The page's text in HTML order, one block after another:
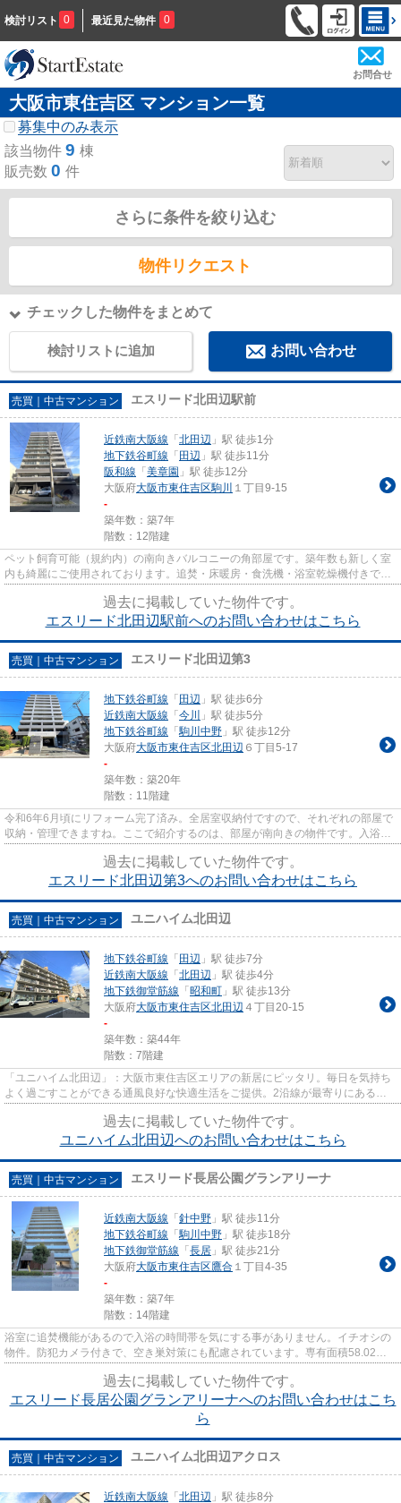
検討リスト 0 最近見た物件 0
お問合せ
大阪市東住吉区 マンション一覧
募集中のみ表示
該当物件 9 棟
販売数 0 件
さらに条件を絞り込む
物件リクエスト
チェックした物件をまとめて
検討リストに追加 お問い合わせ
売買｜中古マンション エスリード北田辺駅前
近鉄南大阪線 「 北田辺 」駅 徒歩1分
地下鉄谷町線 「 田辺 」駅 徒歩11分
阪和線 「 美章園 」駅 徒歩12分
大阪府大阪市東住吉区駒川 １丁目9-15
-
築年数：築7年
階数：12階建
ペット飼育可能（規約内）の南向きバルコニーの角部屋です。築年数も新しく室
内も綺麗にご使用されております。追焚・床暖房・食洗機・浴室乾燥機付きで設
過去に掲載していた物件です。
エスリード北田辺駅前へのお問い合わせはこちら
売買｜中古マンション エスリード北田辺第3
地下鉄谷町線 「 田辺 」駅 徒歩6分
近鉄南大阪線 「 今川
」駅 徒歩5分
地下鉄谷町線 「駒川中野 」駅 徒歩12分
大阪府大阪市東住吉区北田辺 ６丁目5-17
-
築年数：築20年
階数：11階建
令和6年6月頃にリフォーム完了済み。全居室収納付ですので、それぞれの部屋で
収納・管理できますね。ここで紹介するのは、部屋が南向きの物件です。入浴中
過去に掲載していた物件です。
エスリード北田辺第3へのお問い合わせはこちら
売買｜中古マンション ユニハイム北田辺
地下鉄谷町線 「 田辺 」駅 徒歩7分
近鉄南大阪線 「 北田辺 」駅 徒歩4分
地下鉄御堂筋線 「 昭和町 」駅 徒歩13分
大阪府大阪市東住吉区北田辺 ４丁目20-15
-
築年数：築44年
階数：7階建
「ユニハイム北田辺」：大阪市東住吉区エリアの新居にピッタリ。毎日を気持ち
よく過ごすことができる通風良好な快適生活をご提供。2沿線が最寄りにあるの
過去に掲載していた物件です。
ユニハイム北田辺へのお問い合わせはこちら
売買｜中古マンション エスリード長居公園グランアリーナ
近鉄南大阪線 「 針中野 」駅 徒歩11分
地下鉄谷町線 「駒川中野 」駅 徒歩18分
地下鉄御堂筋線 「 長居 」駅 徒歩21分
大阪府大阪市東住吉区鷹合 １丁目4-35
-
築年数：築7年
階数：14階建
浴室に追焚機能があるので入浴の時間帯を気にする事がありません。イチオシの
物件。防犯カメラ付きで、空き巣対策にも配慮されています。専有面積58.02平
過去に掲載していた物件です。
エスリード長居公園グランアリーナへのお問い合わせはこち
ら
売買｜中古マンション ユニハイム北田辺アクロス
近鉄南大阪線 「 北田辺 」駅 徒歩8分